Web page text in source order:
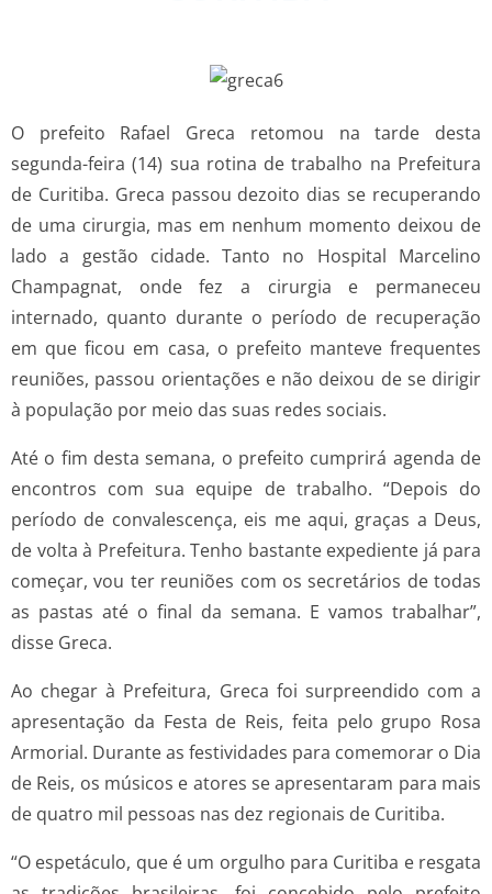
O prefeito Rafael Greca retomou na tarde desta
segunda-feira (14) sua rotina de trabalho na Prefeitura
de Curitiba. Greca passou dezoito dias se recuperando
de uma cirurgia, mas em nenhum momento deixou de
lado a gestão cidade. Tanto no Hospital Marcelino
Champagnat, onde fez a cirurgia e permaneceu
internado, quanto durante o período de recuperação
em que ficou em casa, o prefeito manteve frequentes
reuniões, passou orientações e não deixou de se dirigir
à população por meio das suas redes sociais.
Até o fim desta semana, o prefeito cumprirá agenda de
encontros com sua equipe de trabalho. “Depois do
período de convalescença, eis me aqui, graças a Deus,
de volta à Prefeitura. Tenho bastante expediente já para
começar, vou ter reuniões com os secretários de todas
as pastas até o final da semana. E vamos trabalhar”,
disse Greca.
Ao chegar à Prefeitura, Greca foi surpreendido com a
apresentação da Festa de Reis, feita pelo grupo Rosa
Armorial. Durante as festividades para comemorar o Dia
de Reis, os músicos e atores se apresentaram para mais
de quatro mil pessoas nas dez regionais de Curitiba.
“O espetáculo, que é um orgulho para Curitiba e resgata